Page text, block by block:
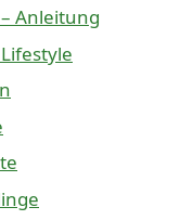
Anleitung